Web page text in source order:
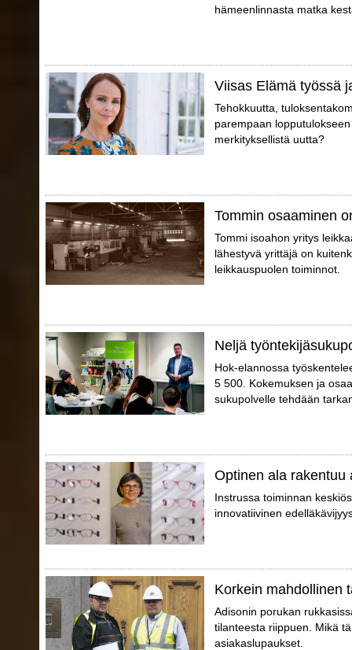
hämeenlinnasta matka
Viisas Elämä työssä
Tehokkuutta,
parempaan
merkityksellistä uutta?
Tommin osaaminen
Tommi isoahon yritys
lähestyvä yrittäjä on
leikkauspuolen toiminnot.
Neljä
Hok-elannossa
5 500. Kokemuksen ja
sukupolvelle tehdään
Optinen ala rakentuu
Instrussa toiminnan
innovatiivinen
Korkein mahdollinen
Adisonin porukan
tilanteesta riippuen. Mikä
asiakaslupaukset.